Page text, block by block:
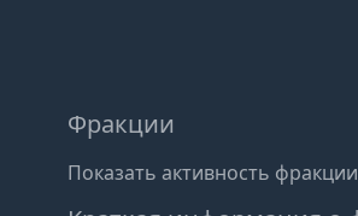
Фракции
Показать активность